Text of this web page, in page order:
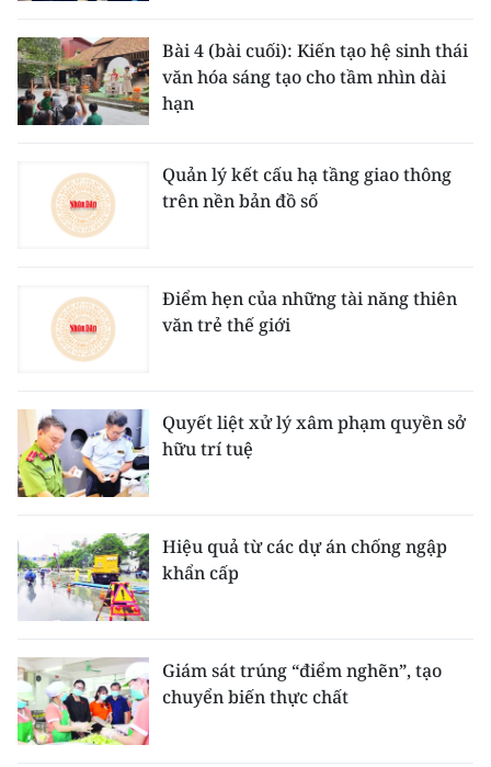
Bài 4 (bài cuối): Kiến tạo hệ sinh thái
văn hóa sáng tạo cho tầm nhìn dài
hạn
Quản lý kết cấu hạ tầng giao thông
trên nền bản đồ số
Điểm hẹn của những tài năng thiên
văn trẻ thế giới
Quyết liệt xử lý xâm phạm quyền sở
hữu trí tuệ
Hiệu quả từ các dự án chống ngập
khẩn cấp
Giám sát trúng “điểm nghẽn”, tạo
chuyển biến thực chất